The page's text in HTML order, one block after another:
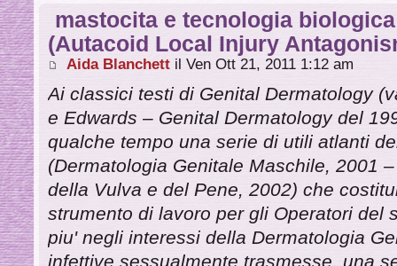
mastocita e tecnologia
(Autacoid Local Injury
Aida Blanchett il Ven Ott 21, 2011 1:12 am
Ai classici testi di Genital Dermatology
e Edwards – Genital Dermatology del
qualche tempo una serie di utili atlanti
(Dermatologia Genitale Maschile, 2001
della Vulva e del Pene, 2002) che
strumento di lavoro per gli Operatori del
piu' negli interessi della Dermatologia
infettive sessualmente trasmesse, una